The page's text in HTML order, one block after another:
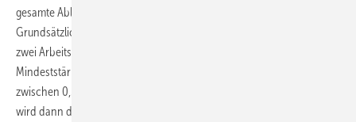
gesamte Ablaufkonstruktion damit in den Dichtverbund integriert.
Grundsätzlich müssen die wasserdichten Schichten in mindestens
zwei Arbeitsgängen auf den Estrich aufgebracht werden. Die
Mindeststärke der getrockneten Abdichtung liegt je nach Material
zwischen 0,5 und 2mm. Auf die zweite getrocknete Abdichtschicht
wird dann direkt mit Fliesenkleber der keramische Bodenbelag